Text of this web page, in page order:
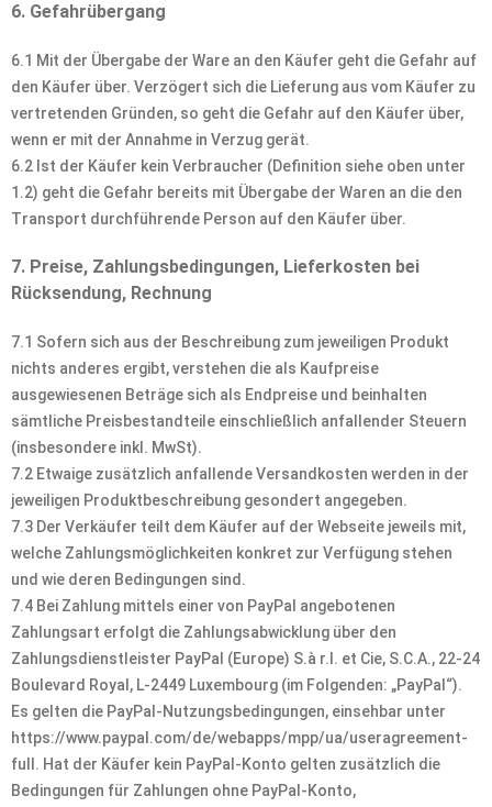
6. Gefahrübergang
6.1 Mit der Übergabe der Ware an den Käufer geht die Gefahr auf
den Käufer über. Verzögert sich die Lieferung aus vom Käufer zu
vertretenden Gründen, so geht die Gefahr auf den Käufer über,
wenn er mit der Annahme in Verzug gerät.
6.2 Ist der Käufer kein Verbraucher (Definition siehe oben unter
1.2) geht die Gefahr bereits mit Übergabe der Waren an die den
Transport durchführende Person auf den Käufer über.
7. Preise, Zahlungsbedingungen, Lieferkosten bei
Rücksendung, Rechnung
7.1 Sofern sich aus der Beschreibung zum jeweiligen Produkt
nichts anderes ergibt, verstehen die als Kaufpreise
ausgewiesenen Beträge sich als Endpreise und beinhalten
sämtliche Preisbestandteile einschließlich anfallender Steuern
(insbesondere inkl. MwSt).
7.2 Etwaige zusätzlich anfallende Versandkosten werden in der
jeweiligen Produktbeschreibung gesondert angegeben.
7.3 Der Verkäufer teilt dem Käufer auf der Webseite jeweils mit,
welche Zahlungsmöglichkeiten konkret zur Verfügung stehen
und wie deren Bedingungen sind.
7.4 Bei Zahlung mittels einer von PayPal angebotenen
Zahlungsart erfolgt die Zahlungsabwicklung über den
Zahlungsdienstleister PayPal (Europe) S.à r.l. et Cie, S.C.A., 22-24
Boulevard Royal, L-2449 Luxembourg (im Folgenden: „PayPal“).
Es gelten die PayPal-Nutzungsbedingungen, einsehbar unter
https://www.paypal.com/de/webapps/mpp/ua/useragreement-
full. Hat der Käufer kein PayPal-Konto gelten zusätzlich die
Bedingungen für Zahlungen ohne PayPal-Konto,